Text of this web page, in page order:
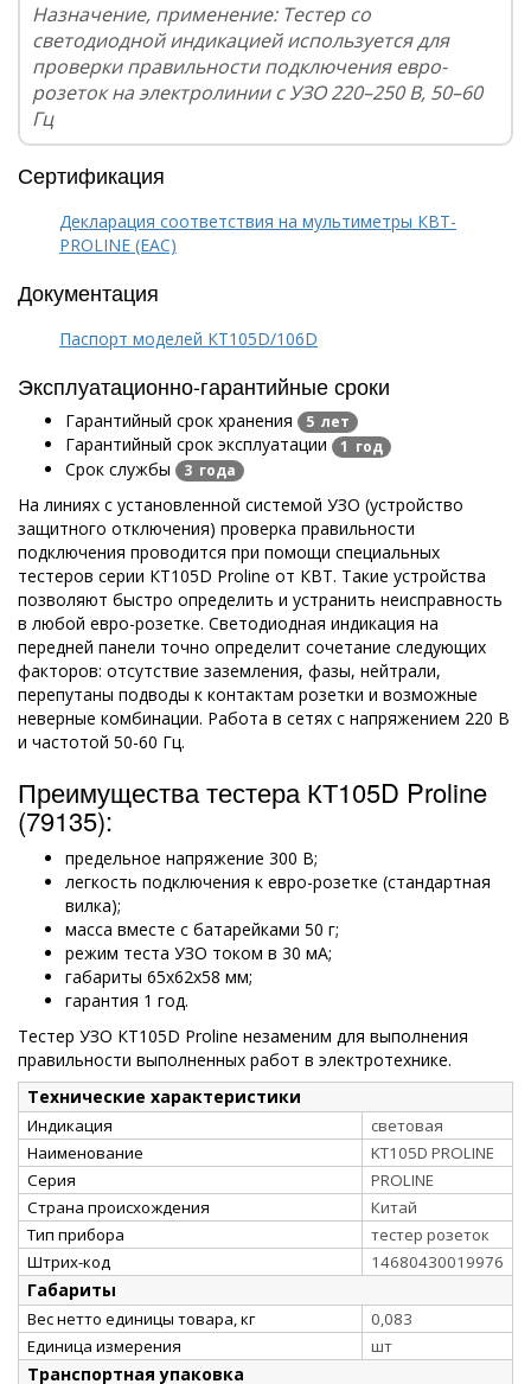
Назначение, применение: Тестер со
светодиодной индикацией используется для
проверки правильности подключения евро-
розеток на электролинии с УЗО 220–250 В, 50–60
Гц
Сертификация
Декларация соответствия на мультиметры КВТ-
PROLINE (EAC)
Документация
Паспорт моделей КТ105D/106D
Эксплуатационно-гарантийные сроки
Гарантийный срок хранения 5 лет
Гарантийный срок эксплуатации 1 год
Срок службы 3 года
На линиях с установленной системой УЗО (устройство
защитного отключения) проверка правильности
подключения проводится при помощи специальных
тестеров серии КТ105D Proline от КВТ. Такие устройства
позволяют быстро определить и устранить неисправность
в любой евро-розетке. Светодиодная индикация на
передней панели точно определит сочетание следующих
факторов: отсутствие заземления, фазы, нейтрали,
перепутаны подводы к контактам розетки и возможные
неверные комбинации. Работа в сетях с напряжением 220 В
и частотой 50-60 Гц.
Преимущества тестера КТ105D Proline
(79135):
предельное напряжение 300 В;
легкость подключения к евро-розетке (стандартная
вилка);
масса вместе с батарейками 50 г;
режим теста УЗО током в 30 мА;
габариты 65х62х58 мм;
гарантия 1 год.
Тестер УЗО КТ105D Proline незаменим для выполнения
правильности выполненных работ в электротехнике.
Технические характеристики
Индикация
световая
Наименование
KT105D PROLINE
Серия
PROLINE
Страна происхождения
Китай
Тип прибора
тестер розеток
Штрих-код
14680430019976
Габариты
Вес нетто единицы товара, кг
0,083
Единица измерения
шт
Транспортная упаковка